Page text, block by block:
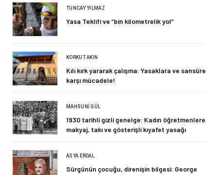
TUNCAY YILMAZ
Yasa Teklifi ve “bin kilometrelik yol”
KORKUT AKIN
Kılı kırk yararak çalışma: Yasaklara ve sansüre
karşı mücadele!
MAHSUNI GÜL
1930 tarihli gizli genelge: Kadın öğretmenlere
makyaj, takı ve gösterişli kıyafet yasağı
ASYA ERDAL
Sürgünün çocuğu, direnişin bilgesi: George